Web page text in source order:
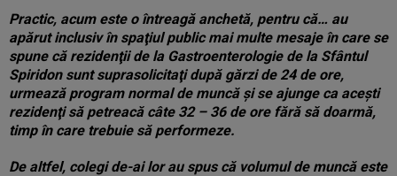
Practic, acum este o întreagă anchetă, pentru că… au
apărut inclusiv în spaţiul public mai multe mesaje în care se
spune că rezidenţii de la Gastroenterologie de la Sfântul
Spiridon sunt suprasolicitaţi după gărzi de 24 de ore,
urmează program normal de muncă şi se ajunge ca aceşti
rezidenţi să petreacă câte 32 – 36 de ore fără să doarmă,
timp în care trebuie să performeze.
De altfel, colegi de-ai lor au spus că volumul de muncă este